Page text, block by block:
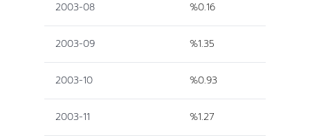
2003-08 %0.16
2003-09 %1.35
2003-10 %0.93
2003-11 %1.27